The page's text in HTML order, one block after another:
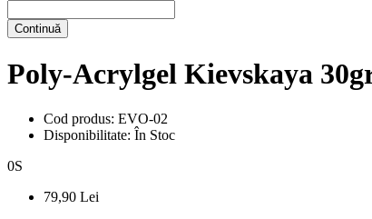
Continuă
Poly-Acrylgel Kievskaya
Cod produs: EVO-02
Disponibilitate: În Stoc
0S
79,90 Lei